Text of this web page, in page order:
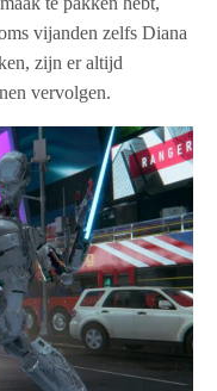
vijanden zelfs Diana
zijn er altijd
vervolgen.